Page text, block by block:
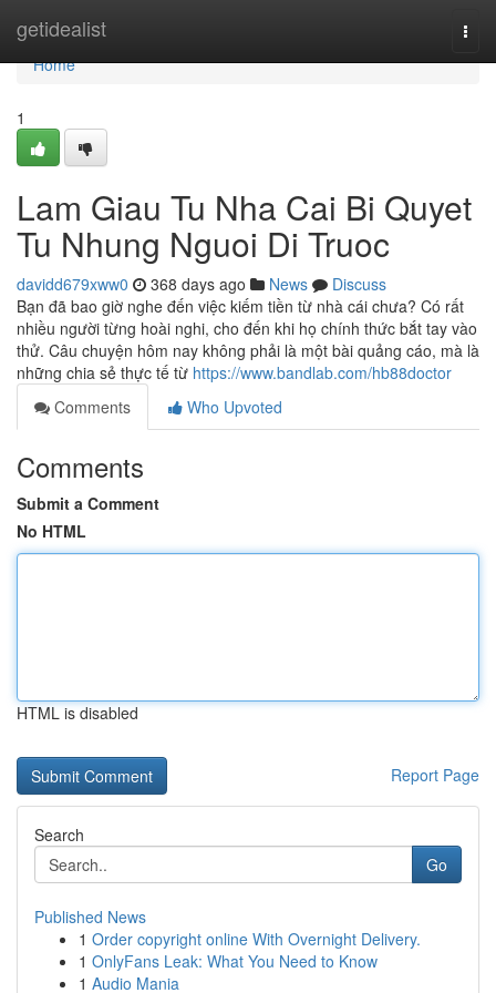
getidealist
Home
Home
1
Lam Giau Tu Nha Cai Bi Quyet
Tu Nhung Nguoi Di Truoc
davidd679xww0 368 days ago News
Discuss
Bạn đã bao giờ nghe đến việc kiếm tiền từ nhà cái chưa? Có rất
nhiều người từng hoài nghi, cho đến khi họ chính thức bắt tay vào
thử. Câu chuyện hôm nay không phải là một bài quảng cáo, mà là
những chia sẻ thực tế từ https://www.bandlab.com/hb88doctor
Comments
Who Upvoted
Comments
Submit a Comment
No HTML
HTML is disabled
Report Page
Search
Go
Published News
1 Order copyright online With Overnight Delivery.
1 OnlyFans Leak: What You Need to Know
1 Audio Mania